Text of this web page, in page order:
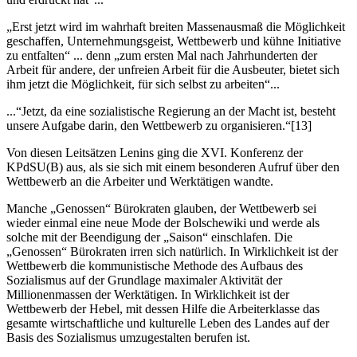
„Erst jetzt wird im wahrhaft breiten Massenausmaß die Möglichkeit
geschaffen, Unternehmungsgeist, Wettbewerb und kühne Initiative
zu entfalten“ ... denn „zum ersten Mal nach Jahrhunderten der
Arbeit für andere, der unfreien Arbeit für die Ausbeuter, bietet sich
ihm jetzt die Möglichkeit, für sich selbst zu arbeiten“...
...“Jetzt, da eine sozialistische Regierung an der Macht ist, besteht
unsere Aufgabe darin, den Wettbewerb zu organisieren.“[13]
Von diesen Leitsätzen Lenins ging die XVI. Konferenz der
KPdSU(B) aus, als sie sich mit einem besonderen Aufruf über den
Wettbewerb an die Arbeiter und Werktätigen wandte.
Manche „Genossen“ Bürokraten glauben, der Wettbewerb sei
wieder einmal eine neue Mode der Bolschewiki und werde als
solche mit der Beendigung der „Saison“ einschlafen. Die
„Genossen“ Bürokraten irren sich natürlich. In Wirklichkeit ist der
Wettbewerb die kommunistische Methode des Aufbaus des
Sozialismus auf der Grundlage maximaler Aktivität der
Millionenmassen der Werktätigen. In Wirklichkeit ist der
Wettbewerb der Hebel, mit dessen Hilfe die Arbeiterklasse das
gesamte wirtschaftliche und kulturelle Leben des Landes auf der
Basis des Sozialismus umzugestalten berufen ist.